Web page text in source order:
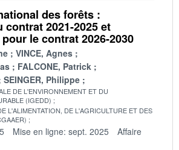
des forêts :
contrat 2021-2025 et
le contrat 2026-2030
VINCE, Agnes
FALCONE, Patrick
SEINGER, Philippe
DE L'ENVIRONNEMENT ET DU
(IGEDD)
L'ALIMENTATION, DE L'AGRICULTURE ET DES
Mise en ligne: sept. 2025
Affaire